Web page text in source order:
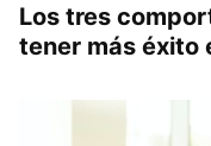
Los tres
tener más éxito